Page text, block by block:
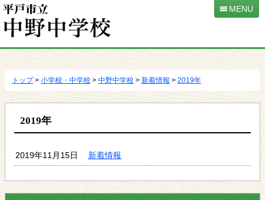
移
MENU
トップ> 小学校・中学校 > 中野中学校 > 新着情報 > 2019年
2019年
2019年11月15日 新着情報